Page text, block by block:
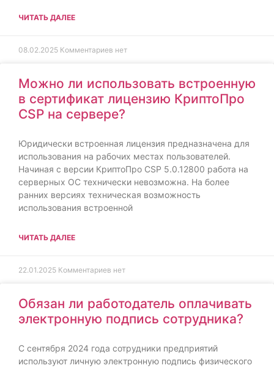
ЧИТАТЬ ДАЛЕЕ
08.02.2025 Комментариев нет
Можно ли использовать встроенную
в сертификат лицензию КриптоПро
CSP на сервере?
Юридически встроенная лицензия предназначена для
использования на рабочих местах пользователей.
Начиная с версии КриптоПро CSP 5.0.12800 работа на
серверных ОС технически невозможна. На более
ранних версиях техническая возможность
использования встроенной
ЧИТАТЬ ДАЛЕЕ
22.01.2025 Комментариев нет
Обязан ли работодатель оплачивать
электронную подпись сотрудника?
С сентября 2024 года сотрудники предприятий
используют личную электронную подпись физического